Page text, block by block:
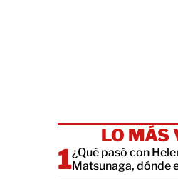
LO MÁS
¿Qué pasó con
Matsunaga, dónde